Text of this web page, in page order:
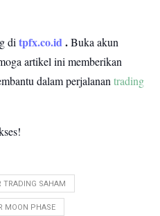
ditpfx.co.id.Buka akun
artikel ini memberikan
dalam perjalanantrading
TRADING SAHAM
MOON PHASE